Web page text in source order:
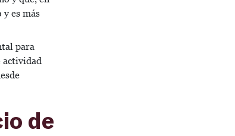
es más
para
actividad
de